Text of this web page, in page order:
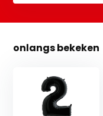
onlangs bekeken